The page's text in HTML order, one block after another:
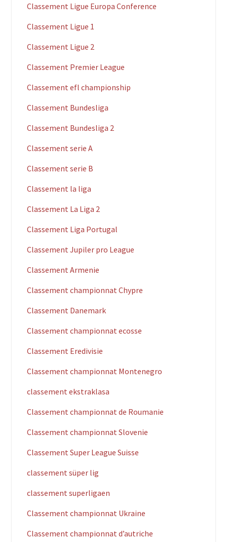
Classement Ligue Europa Conference
Classement Ligue 1
Classement Ligue 2
Classement Premier League
Classement efl championship
Classement Bundesliga
Classement Bundesliga 2
Classement serie A
Classement serie B
Classement la liga
Classement La Liga 2
Classement Liga Portugal
Classement Jupiler pro League
Classement Armenie
Classement championnat Chypre
Classement Danemark
Classement championnat ecosse
Classement Eredivisie
Classement championnat Montenegro
classement ekstraklasa
Classement championnat de Roumanie
Classement championnat Slovenie
Classement Super League Suisse
classement süper lig
classement superligaen
Classement championnat Ukraine
Classement championnat d’autriche